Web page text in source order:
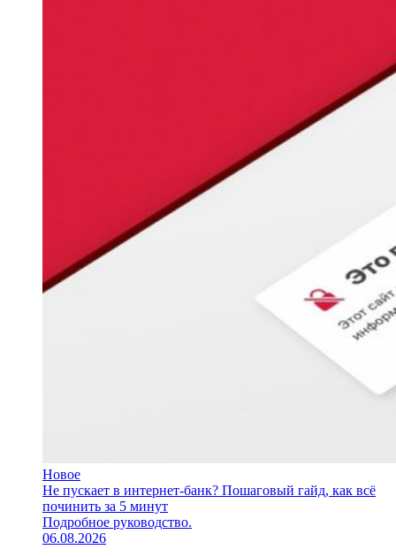
Новое
Не пускает в интернет-банк? Пошаговый гайд, как всё
починить за 5 минут
Подробное руководство.
06.08.2026